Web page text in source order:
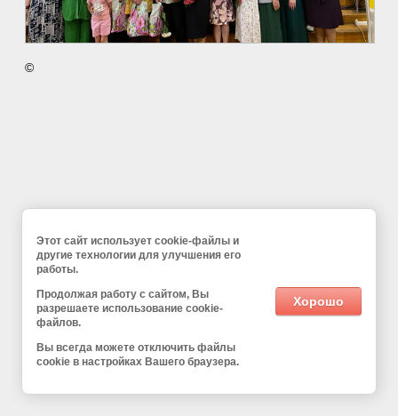
©
Этот сайт использует cookie-файлы и
другие технологии для улучшения его
работы.
Продолжая работу с сайтом, Вы
разрешаете использование cookie-
файлов.
Вы всегда можете отключить файлы
cookie в настройках Вашего браузера.
Хорошо